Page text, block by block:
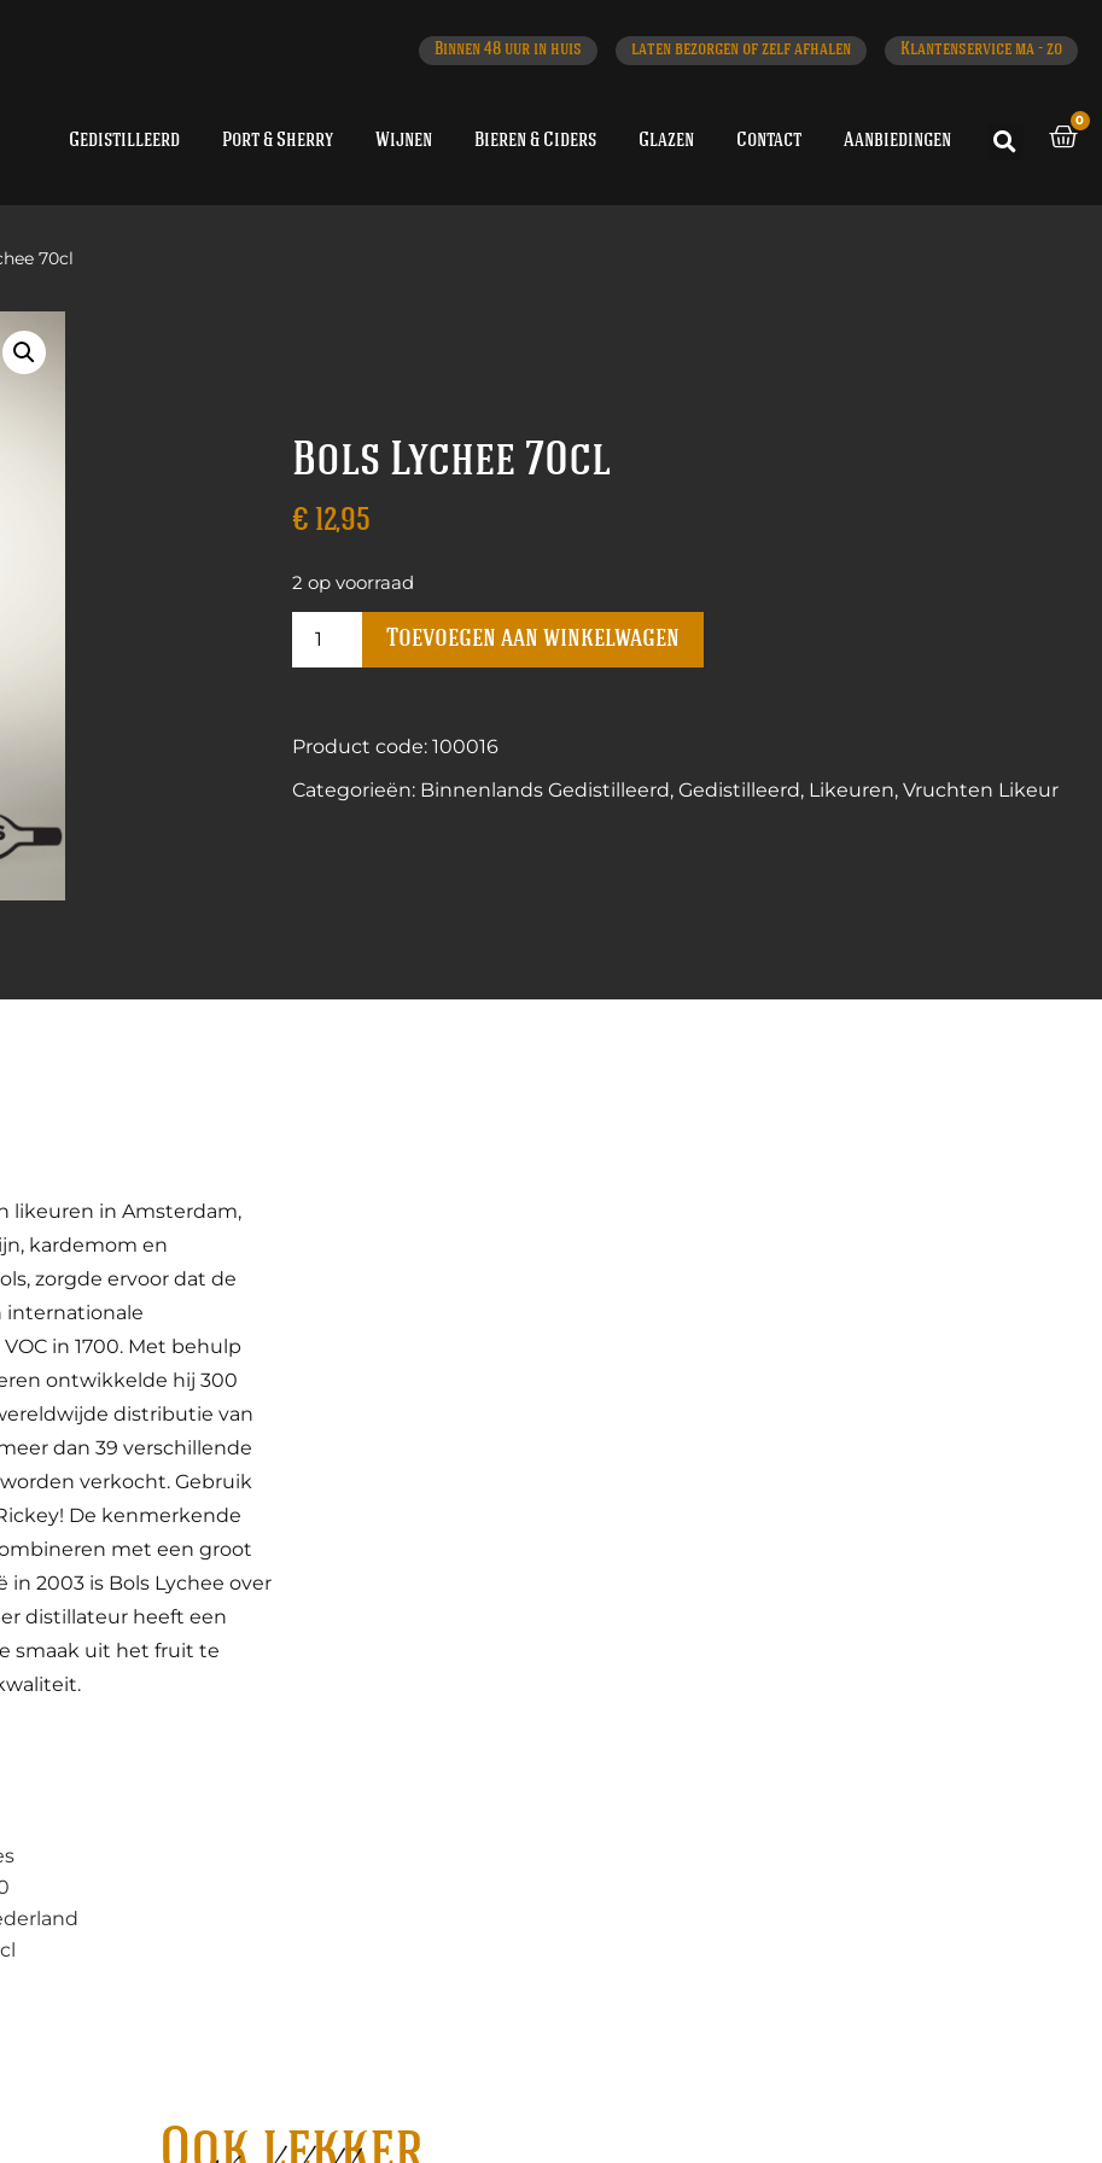
Binnen 48 uur in huis laten bezorgen of zelf afhalen Klantenservice ma - zo
Gedistilleerd Port & Sherry Wijnen Bieren & Ciders Glazen Contact Aanbiedingen
0
70cl
Bols Lychee 70cl
€ 12,95
2 op voorraad
Toevoegen aan winkelwagen
Product code: 100016
Categorieën: Binnenlands Gedistilleerd,Gedistilleerd, Likeuren,Vruchten Likeur
likeuren in Amsterdam,
kardemom en
zorgde ervoor dat de
internationale
in 1700. Met behulp
ontwikkelde hij 300
distributie van
dan 39 verschillende
verkocht. Gebruik
De kenmerkende
met een groot
2003 is Bols Lychee over
distillateur heeft een
smaak uit het fruit te